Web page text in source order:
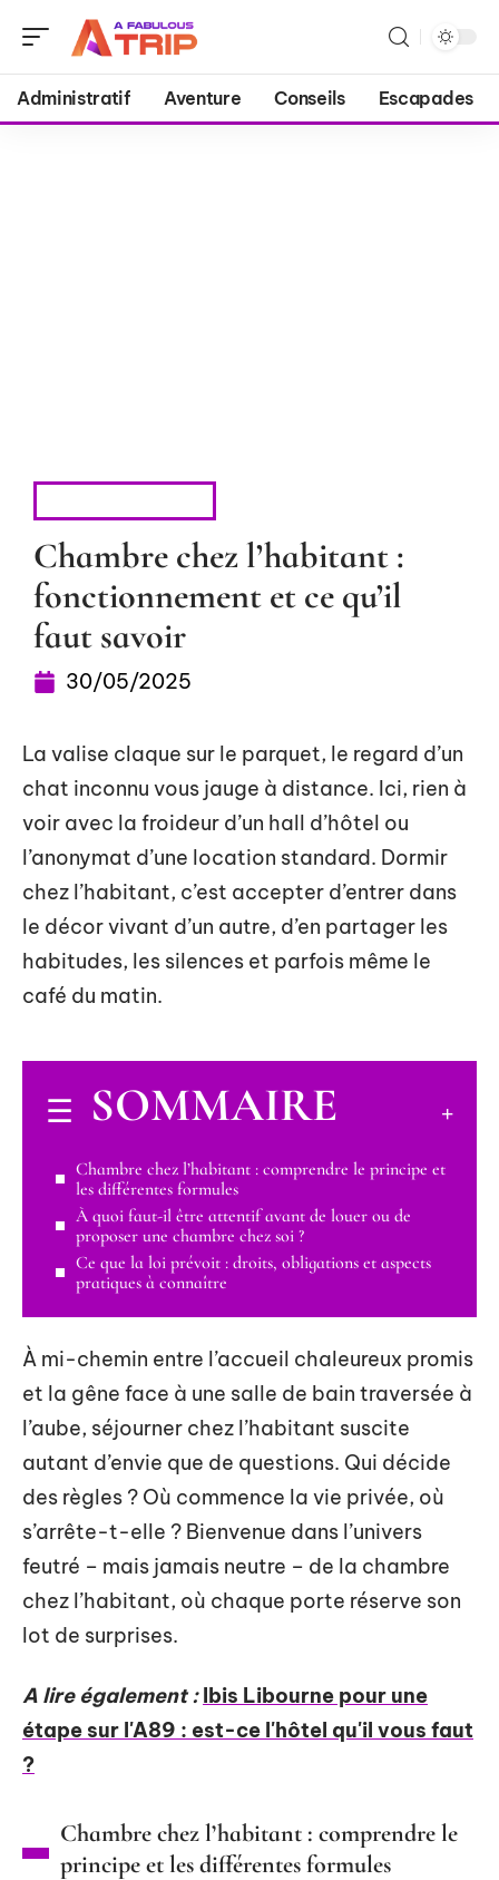
Administratif Aventure Conseils Escapades
Chambre chez l’habitant :
fonctionnement et ce qu’il
faut savoir
30/05/2025
La valise claque sur le parquet, le regard d’un
chat inconnu vous jauge à distance. Ici, rien à
voir avec la froideur d’un hall d’hôtel ou
l’anonymat d’une location standard. Dormir
chez l’habitant, c’est accepter d’entrer dans
le décor vivant d’un autre, d’en partager les
habitudes, les silences et parfois même le
café du matin.
SOMMAIRE
Chambre chez l’habitant : comprendre le principe et
les différentes formules
À quoi faut-il être attentif avant de louer ou de
proposer une chambre chez soi ?
Ce que la loi prévoit : droits, obligations et aspects
pratiques à connaître
À mi-chemin entre l’accueil chaleureux promis
et la gêne face à une salle de bain traversée à
l’aube, séjourner chez l’habitant suscite
autant d’envie que de questions. Qui décide
des règles ? Où commence la vie privée, où
s’arrête-t-elle ? Bienvenue dans l’univers
feutré – mais jamais neutre – de la chambre
chez l’habitant, où chaque porte réserve son
lot de surprises.
A lire également : Ibis Libourne pour une
étape sur l'A89 : est-ce l'hôtel qu'il vous faut
?
Chambre chez l’habitant : comprendre le
principe et les différentes formules